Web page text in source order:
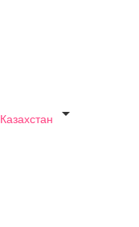
Казахстан
